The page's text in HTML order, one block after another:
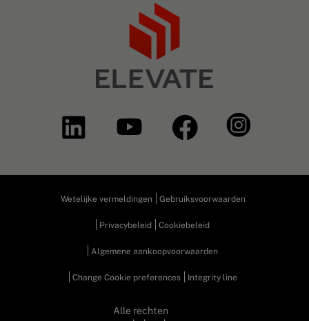
Wetelijke vermeldingen Gebruiksvoorwaarden
Privacybeleid Cookiebeleid
Algemene aankoopvoorwaarden
Change Cookie preferences Integrity line
Alle rechten